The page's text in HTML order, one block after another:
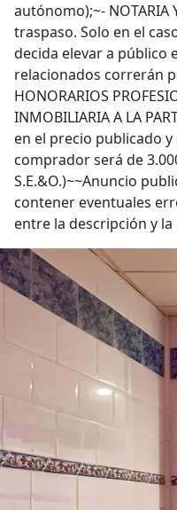
autónomo);~- NOTARIA
traspaso. Solo en el
decida elevar a público
relacionados correrán
HONORARIOS
INMOBILIARIA A LA
en el precio publicado
comprador será de
S.E.&O.)~~Anuncio
contener eventuales
entre la descripción y